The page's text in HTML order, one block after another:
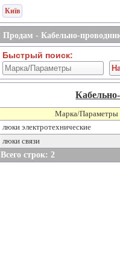
Київ
Продам - Кабельно-
Быстрый поиск:
Марка/Параметры
люки электротехнические
люки связи
Всего строк: 2